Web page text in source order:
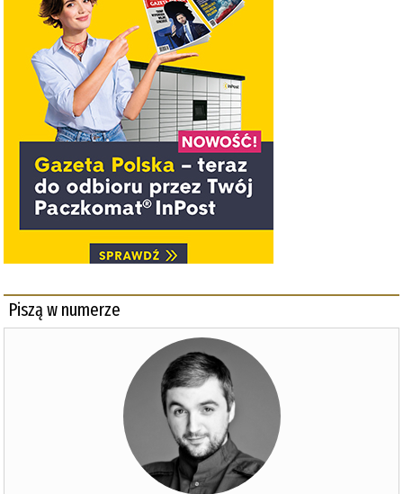
Piszą w numerze